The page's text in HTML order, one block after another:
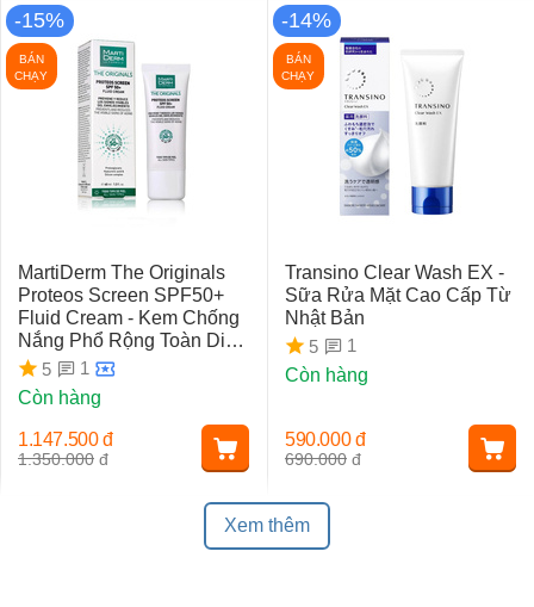
-15%
BÁN
CHẠY
MartiDerm The Originals
Proteos Screen SPF50+
Fluid Cream - Kem Chống
Nắng Phổ Rộng Toàn Diện
Ngừa Lão Hóa, Nám Da
5
1
Còn hàng
1.350.000 đ
1.147.500 đ
-14%
BÁN
CHẠY
Transino Clear Wash EX -
Sữa Rửa Mặt Cao Cấp Từ
Nhật Bản
5
1
Còn hàng
690.000 đ
590.000 đ
Xem thêm